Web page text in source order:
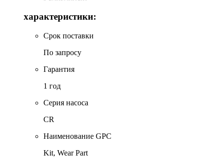
характеристики:
Срок поставки
По запросу
Гарантия
1 год
Серия насоса
CR
Наименование GPC
Kit, Wear Part